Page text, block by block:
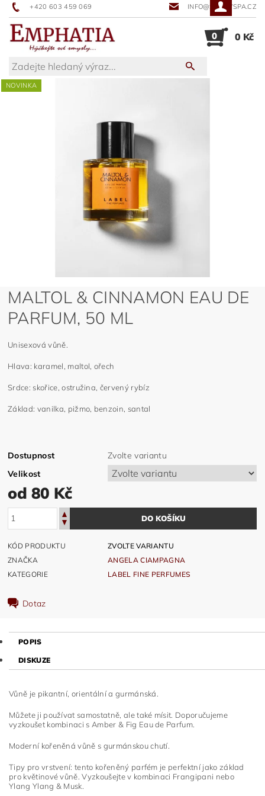
+420 603 459 069 INFO@SUNNYSPA.CZ
0 0 Kč
NOVINKA
MALTOL & CINNAMON EAU DE
PARFUM, 50 ML
Unisexová vůně.
Hlava: karamel, maltol, ořech
Srdce: skořice, ostružina, červený rybíz
Základ: vanilka, pižmo, benzoin, santal
Dostupnost
Zvolte variantu
Velikost
od 80 Kč
KÓD PRODUKTU
ZVOLTE VARIANTU
ZNAČKA
ANGELA CIAMPAGNA
KATEGORIE
LABEL FINE PERFUMES
Dotaz
POPIS
DISKUZE
Vůně je pikantní, orientální a gurmánská.
Můžete ji používat samostatně, ale také mísit. Doporučujeme
vyzkoušet kombinaci s Amber & Fig Eau de Parfum.
Moderní kořeněná vůně s gurmánskou chutí.
Tipy pro vrstvení: tento kořeněný parfém je perfektní jako základ
pro květinové vůně. Vyzkoušejte v kombinaci Frangipani nebo
Ylang Ylang & Musk.